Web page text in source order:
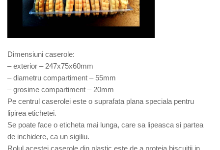
Dimensiuni caserole:
– exterior – 247x75x60mm
– diametru compartiment – 55mm
– grosime compartiment – 20mm
Pe centrul caserolei este o suprafata plana speciala pentru
lipirea etichetei.
Se poate face o eticheta mai lunga, care sa lipeasca si partea
de inchidere, ca un sigiliu.